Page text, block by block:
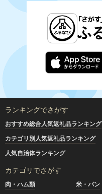
ランキングでさがす
おすすめ総合人気返礼品ランキング
カテゴリ別人気返礼品ランキング
人気自治体ランキング
カテゴリでさがす
肉・ハム類 米・パン